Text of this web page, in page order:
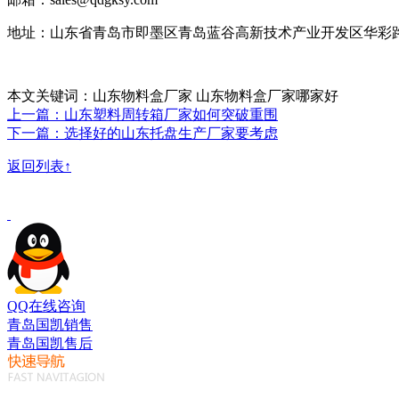
地址：山东省青岛市即墨区青岛蓝谷高新技术产业开发区华彩
本文关键词：山东物料盒厂家 山东物料盒厂家哪家好
上一篇：山东塑料周转箱厂家如何突破重围
下一篇：选择好的山东托盘生产厂家要考虑
返回列表↑
QQ在线咨询
青岛国凯销售
青岛国凯售后